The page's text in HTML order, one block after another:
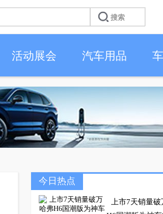
活动展会 汽车用品
今日热点
上市7天销量